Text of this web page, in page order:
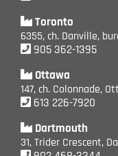
Toronto
6355, ch. Danville,
905 362-1395
Ottawa
147, ch. Colonnade,
613 226-7920
Dartmouth
31, Trider Crescent,